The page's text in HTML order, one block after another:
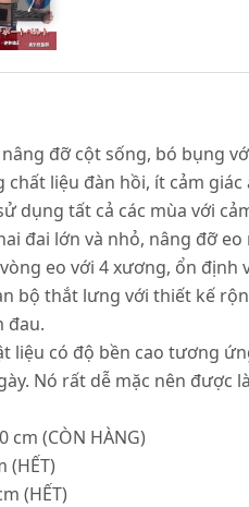
đỡ cột sống, bó bụng
liệu đàn hồi, ít cảm
dụng tất cả các mùa với
đai lớn và nhỏ, nâng đỡ
eo với 4 xương, ổn định
bộ thắt lưng với thiết kế
đau.
liệu có độ bền cao tương
Nó rất dễ mặc nên được
cm (CÒN HÀNG)
(HẾT)
(HẾT)